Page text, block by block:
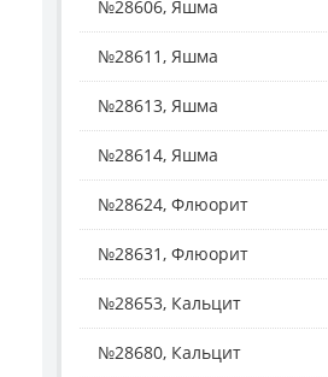
№28606, Яшма
№28611, Яшма
№28613, Яшма
№28614, Яшма
№28624, Флюорит
№28631, Флюорит
№28653, Кальцит
№28680, Кальцит